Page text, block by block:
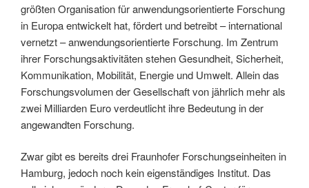
größten Organisation für anwendungsorientierte Forschung
in Europa entwickelt hat, fördert und betreibt – international
vernetzt – anwendungsorientierte Forschung. Im Zentrum
ihrer Forschungsaktivitäten stehen Gesundheit, Sicherheit,
Kommunikation, Mobilität, Energie und Umwelt. Allein das
Forschungsvolumen der Gesellschaft von jährlich mehr als
zwei Milliarden Euro verdeutlicht ihre Bedeutung in der
angewandten Forschung.
Zwar gibt es bereits drei Fraunhofer Forschungseinheiten in
Hamburg, jedoch noch kein eigenständiges Institut. Das